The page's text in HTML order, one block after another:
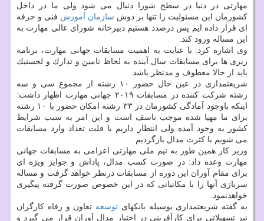
مهارتی در دنیا در سطح شورا دنبال می شود ولی ما در داخل
كشورمان این مسئولیت را تنها بر دوش سازمان آموزش فنی و حرفه
ای قرار داده ایم پس درصدد هستیم دبیرخانه شورای عالی مهارت به
این مساله ورود كند.
وی اشاره كرد: با عنایت به اهمیت مسابقات جهانی مهارت، برنامه
ریزی ها برای مسابقات سال آینده به لحاظ تامین و تدارك و لجستیك
باید از حالا معطوف و مدنظر باشد.
شریعتمداری در عین حال حضور ۱۰ رشته از مجموع سی و سه
رشته شركت كننده در مسابقات ۲۰۱۹ جهانی مهارت اظهار داشت:
اینكه باوجود آمادگی كشورمان در ۳۳ رشته امكان حضور با ۱۰ رشته
برای ما مهیا شده موجب تاسف است و این امر به سبب شرایط
كشور به وجود آمده ولی انتظار داریم با قلت تعداد وارد مسابقات
می شویم با كثرت مدال بازگردیم.
وزیر كار همین طور به تیم ملی مهارتی اعزامی به مسابقات جهانی
مهارت وعده داد: در صورت كسب مدال، پاداش و جوایز ویژه ای
برای مقام آوران این دوره از مسابقات درنظر خواهد گرفت و مساله
سربازی آنها را با مكاتباتی كه در این خصوص صورت گرفته پیگیری
خواهدنمود.
به گفته شریعتمداری بوسیله بانكهای توسعه تعاون و رفاه كارگران
نیز تسهیلاتی برای كارآفرینی در اختیار مدال آوران قرار می گیرد و